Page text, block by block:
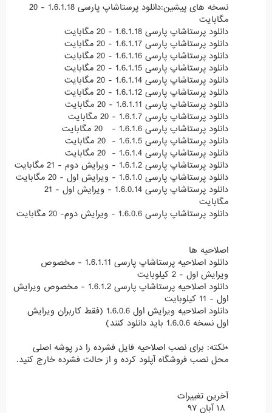
نسخه های پیشین:دانلود پرستاشاپ پارسی 1.6.1.18 - 20
مگابایت
دانلود پرستاشاپ پارسی 1.6.1.18 - 20 مگابایت
دانلود پرستاشاپ پارسی 1.6.1.17 - 20 مگابایت
دانلود پرستاشاپ پارسی 1.6.1.16 - 20 مگابایت
دانلود پرستاشاپ پارسی 1.6.1.15 - 20 مگابایت
دانلود پرستاشاپ پارسی 1.6.1.14 - 20 مگابایت
دانلود پرستاشاپ پارسی 1.6.1.12 - 20 مگابایت
دانلود پرستاشاپ پارسی 1.6.1.11 - 20 مگابایت
دانلود پرستاشاپ پارسی 1.6.1.7 - 20 مگابایت
دانلود پرستاشاپ پارسی 1.6.1.6 - 20 مگابایت
دانلود پرستاشاپ پارسی 1.6.1.5 - 20 مگابایت
دانلود پرستاشاپ پارسی 1.6.1.4 - 20 مگابایت
دانلود پرستاشاپ پارسی 1.6.1.2 - ویرایش دوم - 21 مگابایت
دانلود پرستاشاپ پارسی 1.6.1.0 - ویرایش اول - 20 مگابایت
دانلود پرستاشاپ پارسی 1.6.0.14 - ویرایش اول - 21
مگابایت
دانلود پرستاشاپ پارسی 1.6.0.6 - ویرایش دوم- 20 مگابایت
اصلاحیه ها
دانلود اصلاحیه پرستاشاپ پارسی 1.6.1.11 - مخصوص
ویرایش اول - 2 کیلوبایت
دانلود اصلاحیه پرستاشاپ پارسی 1.6.1.2 - مخصوص ویرایش
اول - 11 کیلوبایت
دانلود اصلاحیه ویرایش اول 1.6.0.6 (فقط کاربران ویرایش
اول نسخه 1.6.0.6 باید دانلود کنند)
*نکته: برای نصب اصلاحیه فایل فشرده را در پوشه اصلی
محل نصب فروشگاه آپلود کرده و از حالت فشرده خارج کنید.
آخرین تغییرات